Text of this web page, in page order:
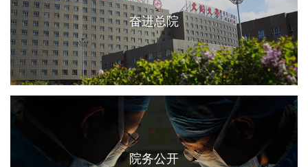
奋进总院
院务公开